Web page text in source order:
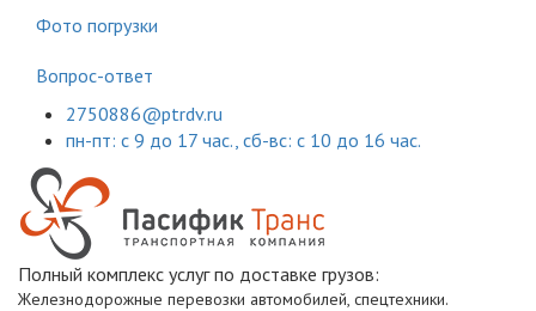
Фото погрузки
Вопрос-ответ
2750886@ptrdv.ru
пн-пт: с 9 до 17 час., сб-вс: с 10 до 16 час.
Полный комплекс услуг по доставке грузов:
Железнодорожные перевозки автомобилей, спецтехники.